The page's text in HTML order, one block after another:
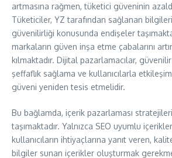
artmasına rağmen, tüketici güveninin
Tüketiciler, YZ tarafından sağlanan
güvenilirliği konusunda endişeler
markaların güven inşa etme çabalarını
kılmaktadır. Dijital pazarlamacılar,
şeffaflık sağlama ve kullanıcılarla
güveni yeniden tesis etmelidir.
Bu bağlamda, içerik pazarlaması
taşımaktadır. Yalnızca SEO uyumlu
kullanıcıların ihtiyaçlarına yanıt veren,
bilgiler sunan içerikler oluşturmak